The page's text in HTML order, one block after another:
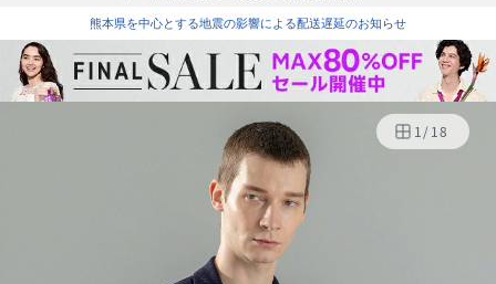
熊本県を中心とする地震の影響による配送遅延のお知らせ
1/18